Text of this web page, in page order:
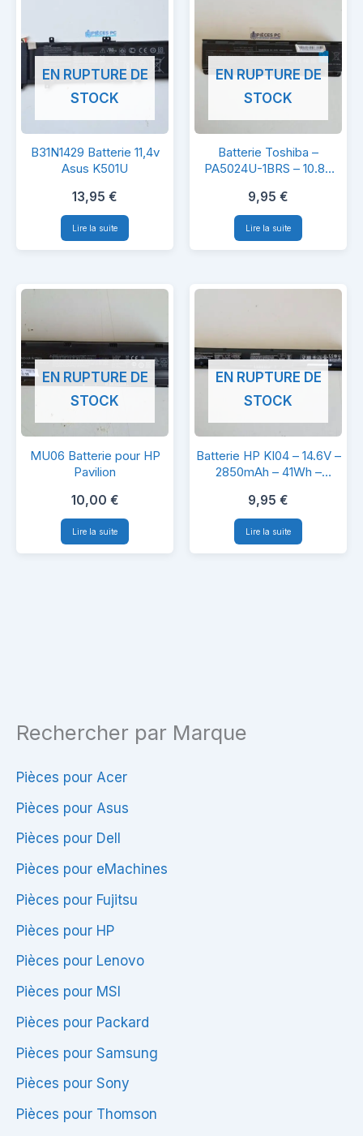
Rechercher par Marque
Pièces pour Acer
Pièces pour Asus
Pièces pour Dell
Pièces pour eMachines
Pièces pour Fujitsu
Pièces pour HP
Pièces pour Lenovo
Pièces pour MSI
Pièces pour Packard
Pièces pour Samsung
Pièces pour Sony
Pièces pour Thomson
B31N1429
Batterie
11,4v
Asus
K501U
EN RUPTURE DE
STOCK
B31N1429 Batterie 11,4v
Asus K501U
13,95 €
Lire la suite
Batterie
Toshiba
–
PA5024U-
1BRS
10.8V
Modèle
BC06
EN RUPTURE DE
STOCK
Batterie Toshiba –
PA5024U-1BRS – 10.8V
9,95 €
Lire la suite
MU06
Batterie
pour
HP
Pavilion
EN RUPTURE DE
STOCK
MU06 Batterie pour HP
Pavilion
10,00 €
Lire la suite
Batterie
HP
KI04
–
14.6V
EN RUPTURE DE
STOCK
Batterie HP KI04 – 14.6V –
2850mAh – 41Wh –
Compatible TPN-Q159 /
Pavilion 15
9,95 €
Lire la suite